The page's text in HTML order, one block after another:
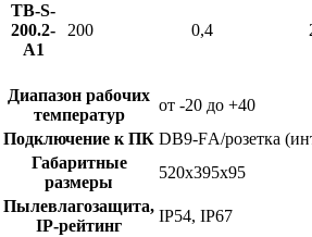
TB-S-
200.2-
A1
200 0,4
Диапазон рабочих
температур
от -20 до +40
Подключение к ПК DB9-FА/розетка
Габаритные
размеры
520х395х95
Пылевлагозащита,
IP-рейтинг
IP54, IP67